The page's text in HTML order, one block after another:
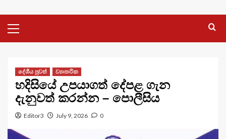
Menu
දේශීය පුවත් ව්‍යාපාරික
හදිසියේ උපයාගත් දේපළ ගැන
දැනුවත් කරන්න – පොලීසිය
Editor3 July 9, 2026 0